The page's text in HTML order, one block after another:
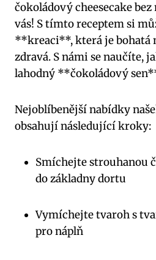
čokoládový cheesecake
vás!‌ S tímto receptem si
**kreaci**, která je bohatá
zdravá. S námi se naučíte,
lahodný⁢ **čokoládový
Nejoblíbenější ⁢nabídky
obsahují⁤ následující kroky:
Smíchejte strouhanou
do základny dortu
Vymíchejte tvaroh s‍
pro náplň